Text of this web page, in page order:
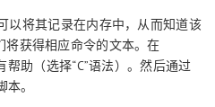
以将其记录在内存中，从而知道该
获得相应命令的文本。在
助（选择“C”语法）。然后通过
。